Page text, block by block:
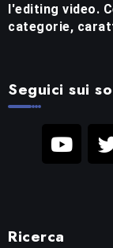
l'editing video.
categorie,
Seguici sui
Ricerca